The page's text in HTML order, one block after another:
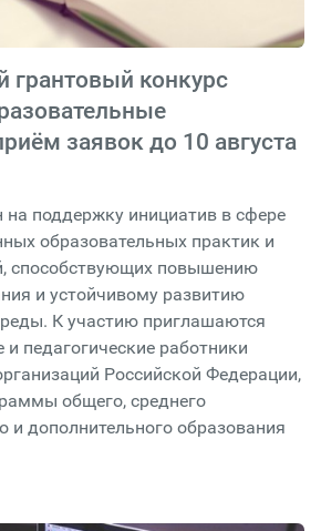
грантовый конкурс
заявок до 10 августа
на поддержку инициатив в сфере
образовательных практик и
способствующих повышению
и устойчивому развитию
К участию приглашаются
педагогические работники
Российской Федерации,
общего, среднего
и дополнительного образования